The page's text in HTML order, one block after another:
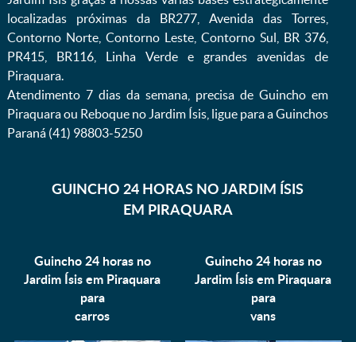
localizadas próximas da BR277, Avenida das Torres,
Contorno Norte, Contorno Leste, Contorno Sul, BR 376,
PR415, BR116, Linha Verde e grandes avenidas de
Piraquara.
Atendimento 7 dias da semana, precisa de Guincho em
Piraquara ou Reboque no Jardim Ísis, ligue para a Guinchos
Paraná (41) 98803-5250
GUINCHO 24 HORAS NO JARDIM ÍSIS
EM PIRAQUARA
Guincho 24 horas no
Jardim Ísis em Piraquara
para
carros
Guincho 24 horas no
Jardim Ísis em Piraquara
para
vans